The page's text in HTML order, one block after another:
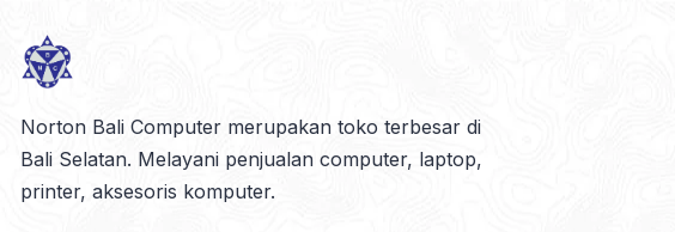
Norton Bali Computer merupakan toko terbesar di
Bali Selatan. Melayani penjualan computer, laptop,
printer, aksesoris komputer.